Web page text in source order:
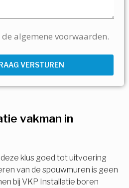
vakman in
klus goed tot uitvoering
van de spouwmuren is geen
bij VKP Installatie boren
algemene voorwaarden.
VERSTUREN